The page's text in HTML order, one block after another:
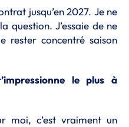
jusqu’en 2027. Je ne
question. J’essaie de ne
concentré saison
le plus à
moi, c’est vraiment un